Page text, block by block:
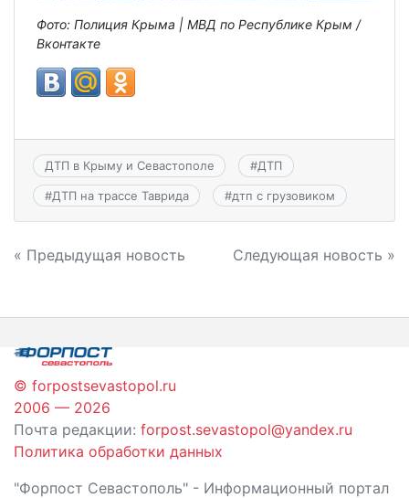
Фото: Полиция Крыма | МВД по Республике Крым /
Вконтакте
ДТП в Крыму и Севастополе #ДТП
#ДТП на трассе Таврида #дтп с грузовиком
Навигация
записям
« Предыдущая новость Следующая новость »
© forpostsevastopol.ru
2006 — 2026
Почта редакции: forpost.sevastopol@yandex.ru
Политика обработки данных
"Форпост Севастополь" - Информационный портал